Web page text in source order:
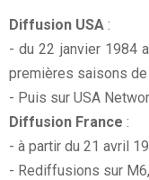
Diffusion USA :
- du 22 janvier 1984
premières saisons de
- Puis sur USA
Diffusion France :
- à partir du 21 avril
- Rediffusions sur